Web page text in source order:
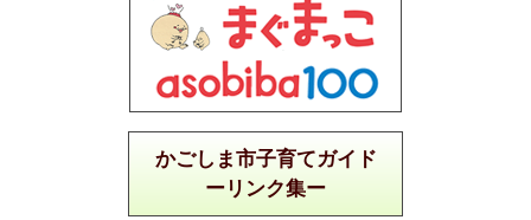
かごしま市子育てガイド
ーリンク集ー